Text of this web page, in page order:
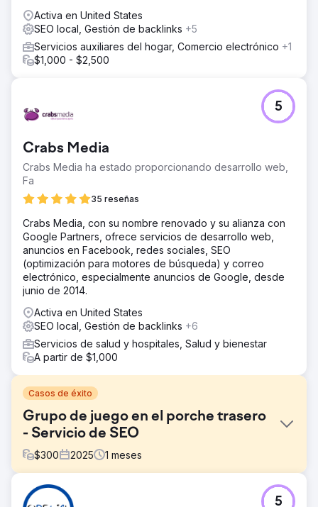
Activa en United States
SEO local, Gestión de backlinks +5
Servicios auxiliares del hogar, Comercio electrónico +1
$1,000 - $2,500
Crabs Media
Crabs Media ha estado proporcionando desarrollo web,
Fa
35 reseñas
5
Crabs Media, con su nombre renovado y su alianza con
Google Partners, ofrece servicios de desarrollo web,
anuncios en Facebook, redes sociales, SEO
(optimización para motores de búsqueda) y correo
electrónico, especialmente anuncios de Google, desde
junio de 2014.
Activa en United States
SEO local, Gestión de backlinks +6
Servicios de salud y hospitales, Salud y bienestar
A partir de $1,000
Casos de éxito
Grupo de juego en el porche trasero
- Servicio de SEO
$300 2025 1 meses
El reto
La clienta tenía un presupuesto limitado, pero aun así
5